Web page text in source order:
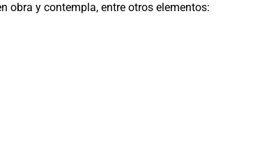
obra y contempla, entre otros elementos: